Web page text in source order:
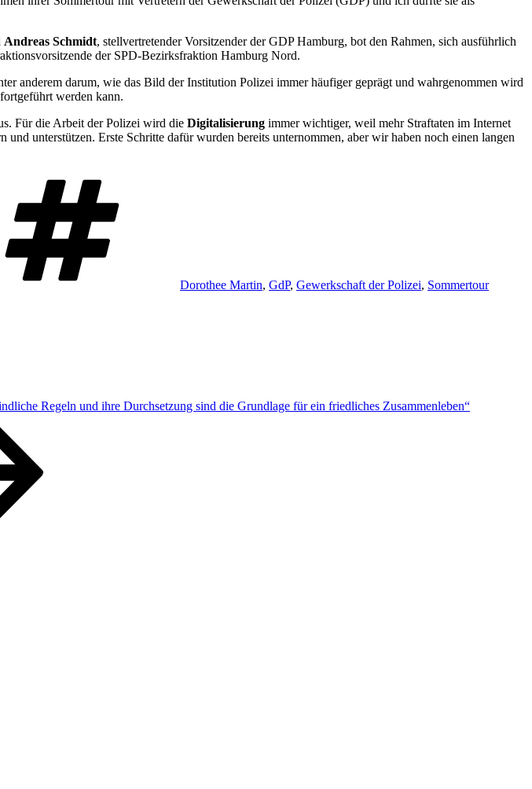
Andreas Schmidt, stellvertretender Vorsitzender der GDP Hamburg, bot den Rahmen, sich ausführlich
der SPD-Bezirksfraktion Hamburg Nord.
anderem darum, wie das Bild der Institution Polizei immer häufiger geprägt und wahrgenommen wird
werden kann.
Für die Arbeit der Polizei wird die Digitalisierung immer wichtiger, weil mehr Straftaten im Internet
unterstützen. Erste Schritte dafür wurden bereits unternommen, aber wir haben noch einen langen
Dorothee Martin, GdP, Gewerkschaft der Polizei, Sommertour
Regeln und ihre Durchsetzung sind die Grundlage für ein friedliches Zusammenleben“